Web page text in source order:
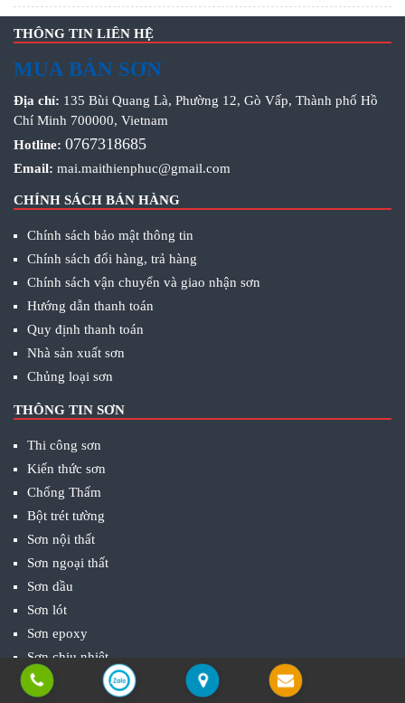
THÔNG TIN LIÊN HỆ
MUA BÁN SƠN
Địa chỉ: 135 Bùi Quang Là, Phường 12, Gò Vấp, Thành phố Hồ
Chí Minh 700000, Vietnam
Hotline: 0767318685
Email: mai.maithienphuc@gmail.com
CHÍNH SÁCH BÁN HÀNG
Chính sách bảo mật thông tin
Chính sách đổi hàng, trả hàng
Chính sách vận chuyển và giao nhận sơn
Hướng dẫn thanh toán
Quy định thanh toán
Nhà sản xuất sơn
Chủng loại sơn
THÔNG TIN SƠN
Thi công sơn
Kiến thức sơn
Chống Thấm
Bột trét tường
Sơn nội thất
Sơn ngoại thất
Sơn dầu
Sơn lót
Sơn epoxy
Sơn chịu nhiệt
GOOGLE MAP